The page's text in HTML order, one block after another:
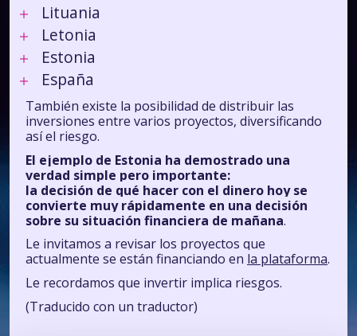
Lituania
Letonia
Estonia
España
También existe la posibilidad de distribuir las
inversiones entre varios proyectos, diversificando
así el riesgo.
El ejemplo de Estonia ha demostrado una
verdad simple pero importante:
la decisión de qué hacer con el dinero hoy se
convierte muy rápidamente en una decisión
sobre su situación financiera de mañana.
Le invitamos a revisar los proyectos que
actualmente se están financiando en la plataforma.
Le recordamos que invertir implica riesgos.
(Traducido con un traductor)